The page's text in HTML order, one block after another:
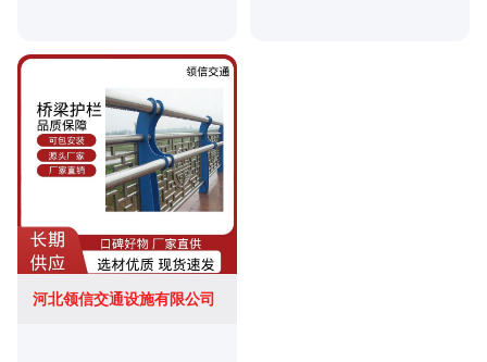
河北领信交通设施有限公司